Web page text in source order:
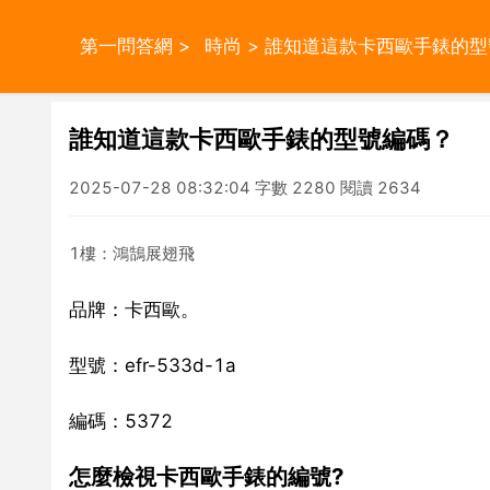
第一問答網 > 時尚 > 誰知道這款卡西歐手錶的型
誰知道這款卡西歐手錶的型號編碼？
2025-07-28 08:32:04 字數 2280 閱讀 2634
1樓：鴻鵠展翅飛
品牌：卡西歐。
型號：efr-533d-1a
編碼：5372
怎麼檢視卡西歐手錶的編號?